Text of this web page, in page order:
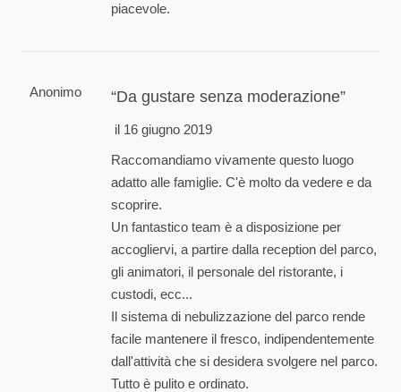
piacevole.
Anonimo Da gustare senza moderazione
il 16 giugno 2019
Raccomandiamo vivamente questo luogo
adatto alle famiglie. C'è molto da vedere e da
scoprire.
Un fantastico team è a disposizione per
accogliervi, a partire dalla reception del parco,
gli animatori, il personale del ristorante, i
custodi, ecc...
Il sistema di nebulizzazione del parco rende
facile mantenere il fresco, indipendentemente
dall'attività che si desidera svolgere nel parco.
Tutto è pulito e ordinato.